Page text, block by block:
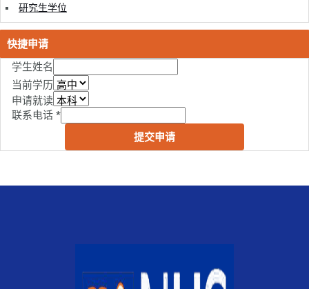
研究生学位
快捷申请
学生姓名
当前学历
申请就读
联系电话 *
提交申请